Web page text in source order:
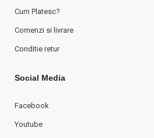
Cum Platesc?
Comenzi si livrare
Conditie retur
Social Media
Facebook
Youtube